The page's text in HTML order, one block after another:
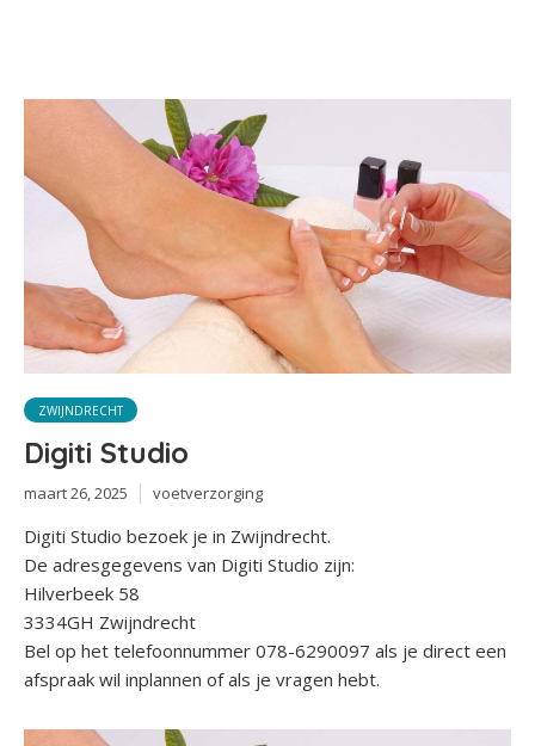
ZWIJNDRECHT
Digiti Studio
maart 26, 2025 voetverzorging
Digiti Studio bezoek je in Zwijndrecht.
De adresgegevens van Digiti Studio zijn:
Hilverbeek 58
3334GH Zwijndrecht
Bel op het telefoonnummer 078-6290097 als je direct een
afspraak wil inplannen of als je vragen hebt.